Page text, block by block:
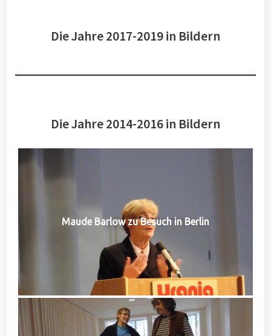
Die Jahre 2017-2019 in Bildern
Die Jahre 2014-2016 in Bildern
Maude Barlow zu Besuch in Berlin